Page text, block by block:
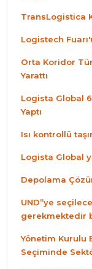
TransLogistica
Logistech
Orta Koridor
Yarattı
Logista Global 6
Yaptı
Isı kontrollü
Logista Global
Depolama
UND”ye
gerekmektedir
Yönetim Kurulu
Seçiminde